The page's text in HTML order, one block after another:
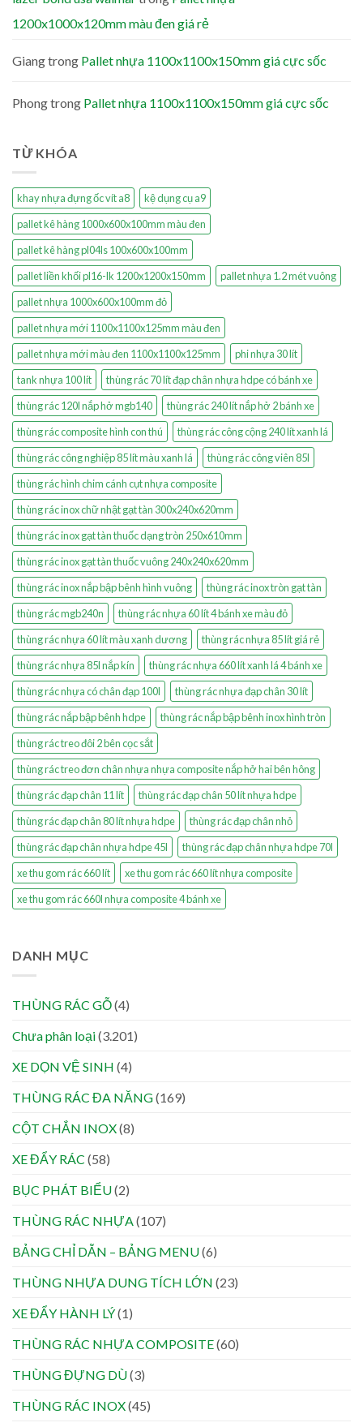
1200x1000x120mm màu đen giá rẻ
Giangtrong Pallet nhựa 1100x1100x150mm giá cực sốc
Phongtrong Pallet nhựa 1100x1100x150mm giá cực sốc
TỪ KHÓA
khay nhựa đựng ốc vít a8
kệ dụng cụ a9
pallet kê hàng 1000x600x100mm màu đen
pallet kê hàng pl04ls 100x600x100mm
pallet liền khối pl16-lk 1200x1200x150mm
pallet nhựa 1.2 mét vuông
pallet nhựa 1000x600x100mm đỏ
pallet nhựa mới 1100x1100x125mm màu đen
pallet nhựa mới màu đen 1100x1100x125mm
phi nhựa 30 lít
tank nhựa 100 lít
thùng rác 70 lít đạp chân nhựa hdpe có bánh xe
thùng rác 120l nắp hở mgb140
thùng rác 240 lít nắp hở 2 bánh xe
thùng rác composite hình con thú
thùng rác công cộng 240 lít xanh lá
thùng rác công nghiệp 85 lít màu xanh lá
thùng rác công viên 85l
thùng rác hình chim cánh cụt nhựa composite
thùng rác inox chữ nhật gạt tàn 300x240x620mm
thùng rác inox gạt tàn thuốc dạng tròn 250x610mm
thùng rác inox gạt tàn thuốc vuông 240x240x620mm
thùng rác inox nắp bập bênh hình vuông
thùng rác inox tròn gạt tàn
thùng rác mgb240n
thùng rác nhựa 60 lít 4 bánh xe màu đỏ
thùng rác nhựa 60 lít màu xanh dương
thùng rác nhựa 85 lít giá rẻ
thùng rác nhựa 85l nắp kín
thùng rác nhựa 660 lít xanh lá 4 bánh xe
thùng rác nhựa có chân đạp 100l
thùng rác nhựa đạp chân 30 lít
thùng rác nắp bập bênh hdpe
thùng rác nắp bập bênh inox hình tròn
thùng rác treo đôi 2 bên cọc sắt
thùng rác treo đơn chân nhựa nhựa composite nắp hở hai bên hông
thùng rác đạp chân 11 lít
thùng rác đạp chân 50 lít nhựa hdpe
thùng rác đạp chân 80 lít nhựa hdpe
thùng rác đạp chân nhỏ
thùng rác đạp chân nhựa hdpe 45l
thùng rác đạp chân nhựa hdpe 70l
xe thu gom rác 660 lít
xe thu gom rác 660 lít nhựa composite
xe thu gom rác 660l nhựa composite 4 bánh xe
DANH MỤC
THÙNG RÁC GỖ(4)
Chưa phân loại(3.201)
XE DỌN VỆ SINH (4)
THÙNG RÁC ĐA NĂNG(169)
CỘT CHẮN INOX(8)
XE ĐẨY RÁC (58)
BỤC PHÁT BIỂU(2)
THÙNG RÁC NHỰA(107)
BẢNG CHỈ DẪN – BẢNG MENU(6)
THÙNG NHỰA DUNG TÍCH LỚN (23)
XE ĐẨY HÀNH LÝ(1)
THÙNG RÁC NHỰA COMPOSITE(60)
THÙNG ĐỰNG DÙ(3)
THÙNG RÁC INOX(45)